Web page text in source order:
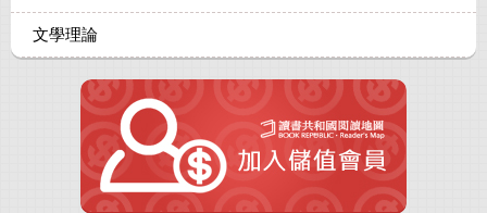
文學理論